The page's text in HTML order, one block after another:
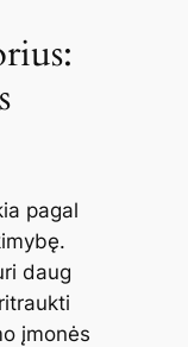
pagal
daug
įmonės